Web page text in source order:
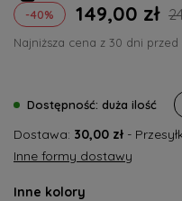
-40%
149,00 zł
Najniższa cena z 30 dni przed
Dostępność: duża ilość
Dostawa: 30,00 zł -
Cena nie zawiera
Inne formy dostawy
Inne kolory